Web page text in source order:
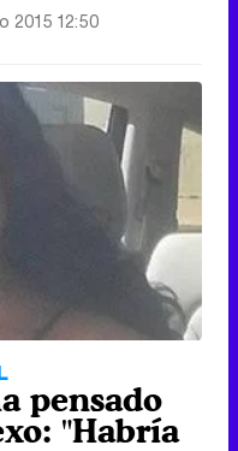
2015 12:50
pensado
"Habría